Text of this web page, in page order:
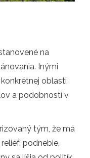
na
Inými
oblasti
a podobností v
tým, že má
podnebie,